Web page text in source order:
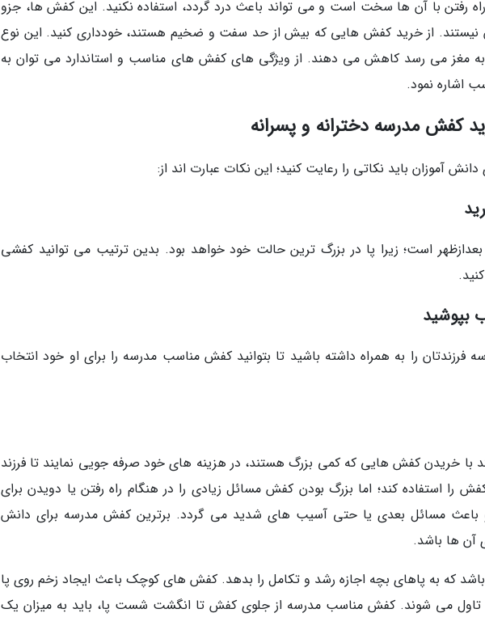
رفتن با آن ها سخت است و می تواند باعث درد گردد، استفاده نکنید. این کفش ها، جزو
نیستند. از خرید کفش هایی که بیش از حد سفت و ضخیم هستند، خودداری کنید. این نوع
مغز می رسد کاهش می دهند. از ویژگی های کفش های مناسب و استاندارد می توان به
اشاره نمود.
کفش مدرسه دخترانه و پسرانه
آموزان باید نکاتی را رعایت کنید؛ این نکات عبارت اند از:
است؛ زیرا پا در بزرگ ترین حالت خود خواهد بود. بدین ترتیب می توانید کفشی
بپوشید
را به همراه داشته باشید تا بتوانید کفش مناسب مدرسه را برای او خود انتخاب
با خریدن کفش هایی که کمی بزرگ هستند، در هزینه های خود صرفه جویی نمایند تا فرزند
را استفاده کند؛ اما بزرگ بودن کفش مسائل زیادی را در هنگام راه رفتن یا دویدن برای
باعث مسائل بعدی یا حتی آسیب های شدید می گردد. برترین کفش مدرسه برای دانش
آن ها باشد.
که به پاهای بچه اجازه رشد و تکامل را بدهد. کفش های کوچک باعث ایجاد زخم روی پا
می شوند. کفش مناسب مدرسه از جلوی کفش تا انگشت شست پا، باید به میزان یک